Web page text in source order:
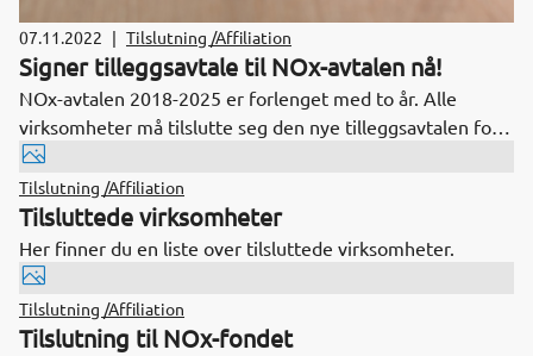
07.11.2022 | Tilslutning /Affiliation
Signer tilleggsavtale til NOx-avtalen nå!
NOx-avtalen 2018-2025 er forlenget med to år. Alle
virksomheter må tilslutte seg den nye tilleggsavtalen for
2026-2027 for å ha rett til avgiftsfritak for statlig NOx-
avgift fra 1.1.2026.
Tilslutning /Affiliation
Tilsluttede virksomheter
Her finner du en liste over tilsluttede virksomheter.
Tilslutning /Affiliation
Tilslutning til NOx-fondet